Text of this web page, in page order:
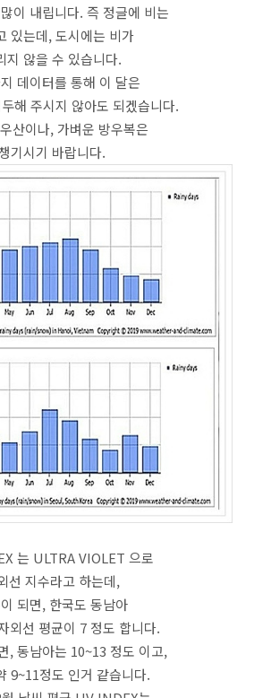
이 내립니다. 즉 정글에 비는
있는데, 도시에는 비가
지 않을 수 있습니다.
데이터를 통해 이 달은
해 주시지 않아도 되겠습니다.
산이나, 가벼운 방우복은
챙기시기 바랍니다.
는 ULTRA VIOLET 으로
선 지수라고 하는데,
되면, 한국도 동남아
외선 평균이 7 정도 합니다.
, 동남아는 10~13 정도 이고,
9~11정도 인거 같습니다.